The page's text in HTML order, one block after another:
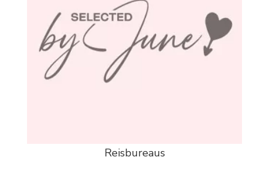
Reisbureaus